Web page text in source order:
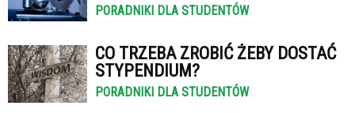
PORADNIKI DLA STUDENTÓW
CO TRZEBA ZROBIĆ ŻEBY DOSTAĆ
STYPENDIUM?
PORADNIKI DLA STUDENTÓW